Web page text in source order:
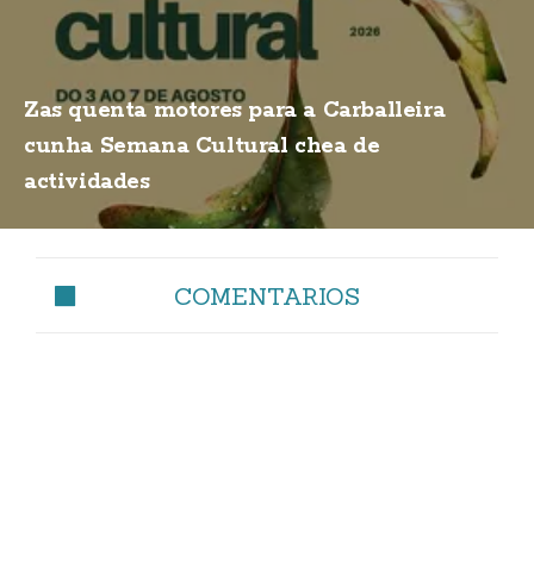
Zas quenta motores para a Carballeira
cunha Semana Cultural chea de
actividades
COMENTARIOS